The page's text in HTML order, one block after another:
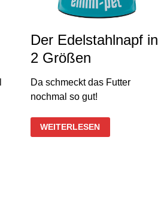
Der Edelstahlnapf in
2 Größen
Da schmeckt das Futter
nochmal so gut!
DER
EDELSTAHLNAPF
IN
WEITERLESEN